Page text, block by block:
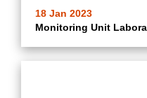
18 Jan 2023